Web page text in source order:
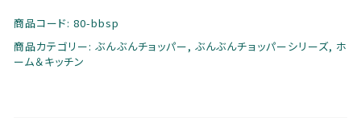
ぶ
ん
ぶ
商品コード: 80-bbsp
商品カテゴリー:ぶんぶんチョッパー,ぶんぶんチョッパーシリーズ, ホ
ーム＆キッチン
有限会社ケイ・アンド・エーHP